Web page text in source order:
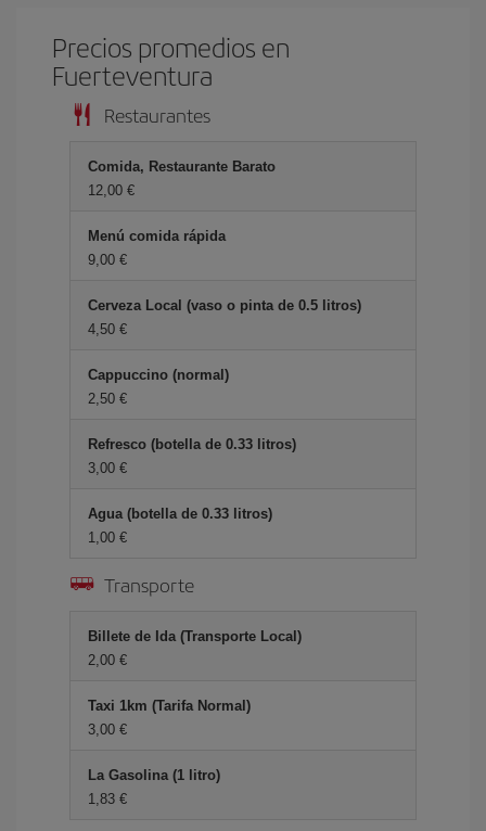
Precios promedios en
Fuerteventura
Restaurantes
Comida, Restaurante Barato
12,00 €
Menú comida rápida
9,00 €
Cerveza Local (vaso o pinta de 0.5 litros)
4,50 €
Cappuccino (normal)
2,50 €
Refresco (botella de 0.33 litros)
3,00 €
Agua (botella de 0.33 litros)
1,00 €
Transporte
Billete de Ida (Transporte Local)
2,00 €
Taxi 1km (Tarifa Normal)
3,00 €
La Gasolina (1 litro)
1,83 €